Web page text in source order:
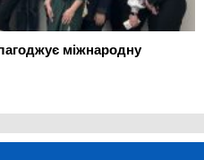
міжнародну